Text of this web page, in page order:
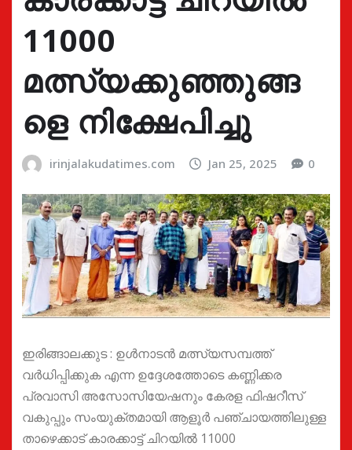
11000
മത്സ്യക്കുഞ്ഞുങ്ങ
ളെ നിക്ഷേപിച്ചു
irinjalakudatimes.com Jan 25, 2025 0
ഇരിങ്ങാലക്കുട : ഉള്‍നാടന്‍ മത്സ്യസമ്പത്ത്
വര്‍ധിപ്പിക്കുക എന്ന ഉദ്ദേശത്തോടെ കണ്ണിക്കര
പ്രവാസി അസോസിയേഷനും കേരള ഫിഷറീസ്
വകുപ്പും സംയുക്തമായി ആളൂര്‍ പഞ്ചായത്തിലുള്ള
താഴെക്കാട് കാരക്കാട്ട് ചിറയില്‍ 11000